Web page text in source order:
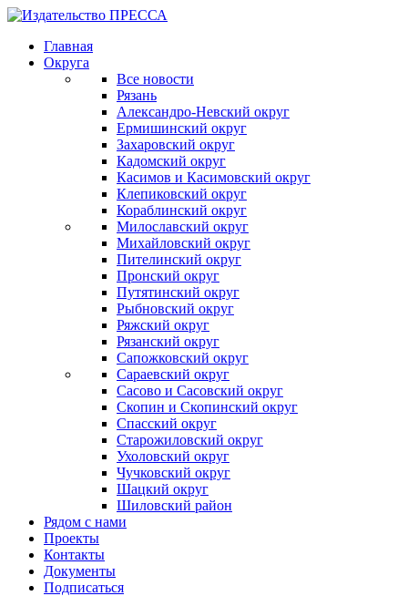
Главная
Округа
Все новости
Рязань
Александро-Невский округ
Ермишинский округ
Захаровский округ
Кадомский округ
Касимов и Касимовский округ
Клепиковский округ
Кораблинский округ
Милославский округ
Михайловский округ
Пителинский округ
Пронский округ
Путятинский округ
Рыбновский округ
Ряжский округ
Рязанский округ
Сапожковский округ
Сараевский округ
Сасово и Сасовский округ
Скопин и Скопинский округ
Спасский округ
Старожиловский округ
Ухоловский округ
Чучковский округ
Шацкий округ
Шиловский район
Рядом с нами
Проекты
Контакты
Документы
Подписаться